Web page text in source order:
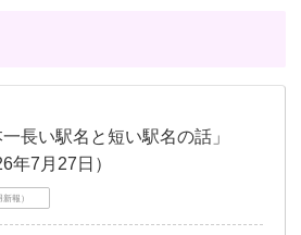
長い駅名と短い駅名の話」
年7月27日）
報）